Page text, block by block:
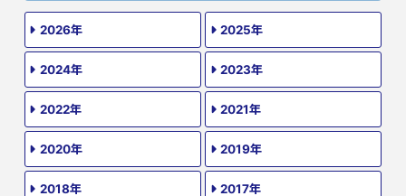
2026年 2025年
2024年 2023年
2022年 2021年
2020年 2019年
2018年 2017年